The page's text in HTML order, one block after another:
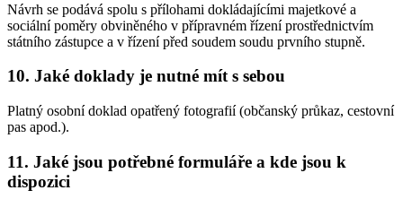
Návrh se podává spolu s přílohami dokládajícími majetkové a
sociální poměry obviněného v přípravném řízení prostřednictvím
státního zástupce a v řízení před soudem soudu prvního stupně.
10. Jaké doklady je nutné mít s sebou
Platný osobní doklad opatřený fotografií (občanský průkaz, cestovní
pas apod.).
11. Jaké jsou potřebné formuláře a kde jsou k
dispozici